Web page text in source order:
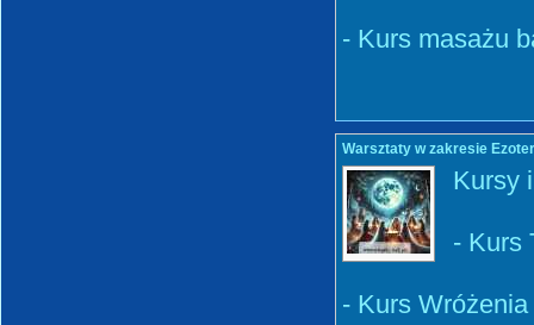
- Kurs masażu
Warsztaty w zakresie
Kursy
- Kurs
- Kurs Wróżenia